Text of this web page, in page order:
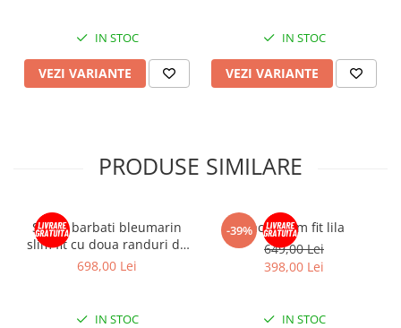
IN STOC
VEZI VARIANTE
IN STOC
VEZI VARIANTE
PRODUSE SIMILARE
Sacou barbati bleumarin
slim fit cu doua randuri de
nasturi
698,00 Lei
IN STOC
-39%Sacou slim fit lila
649,00 Lei
398,00 Lei
IN STOC